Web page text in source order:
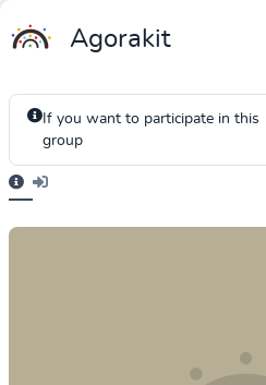
Agorakit
If you want to participate in this
group